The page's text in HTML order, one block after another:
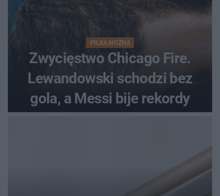
PIŁKA NOŻNA
Zwycięstwo Chicago Fire.
Lewandowski schodzi bez
gola, a Messi bije rekordy